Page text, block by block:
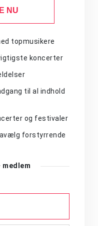
NU
topmusikere
koncerter
til al indhold
og festivaler
forstyrrende
medlem